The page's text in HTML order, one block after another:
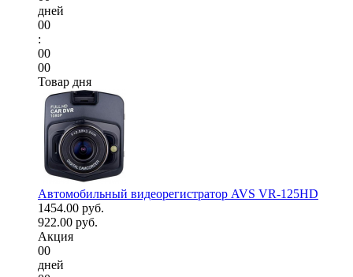
дней
00
:
00
00
Товар дня
Автомобильный видеорегистратор AVS VR-125HD
1454.00 руб.
922.00 руб.
Акция
00
дней